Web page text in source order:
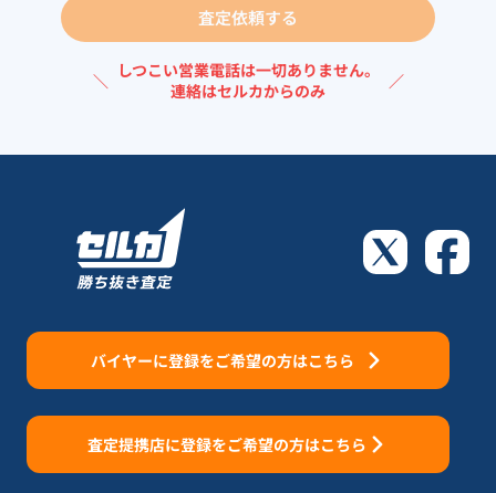
査定依頼する
＼
しつこい営業電話は一切ありません。
連絡はセルカからのみ
／
バイヤーに登録をご希望の方はこちら
査定提携店に登録をご希望の方はこちら